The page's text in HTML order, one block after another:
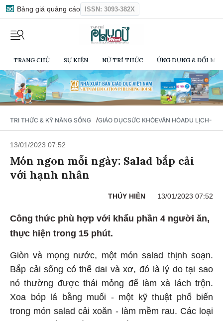
Bảng giá quảng cáo ISSN: 3093-382X
TRANG CHỦ SỰ KIỆN NỮ TRÍ THỨC ỨNG DỤNG & ĐỔI
TRI THỨC & KỸ NĂNG SỐNG /GIÁO DỤCSỨC KHỎEVĂN HÓADU LỊCH-
13/01/2023 07:52
Món ngon mỗi ngày: Salad bắp cải
với hạnh nhân
THÚY HIỀN 13/01/2023 07:52
Công thức phù hợp với khẩu phần 4 người ăn,
thực hiện trong 15 phút.
Giòn và mọng nước, một món salad thịnh soạn.
Bắp cải sống có thể dai và xơ, đó là lý do tại sao
nó thường được thái mỏng để làm xà lách trộn.
Xoa bóp lá bằng muối - một kỹ thuật phổ biến
trong món salad cải xoăn - làm mềm rau. Các loại